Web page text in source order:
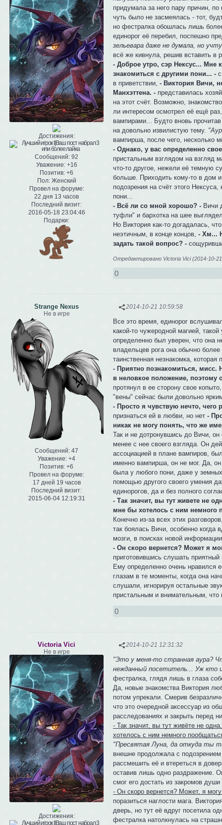
Достижения:
Сообщений: 92
Уважение: +16
Позитив: +6
Пол:Женский
Провел на форуме:
22 дня 13 часов
Последний визит:
2016-05-18 23:04:46
Подарки:
придумала за него пару причин,
чуть было не засмеялась - тот,
но фестралка обошлась лишь
единорог её перебил, поспешно
зельевара даже не думала, но
всё же кивнула, решив вставить в
- Доброе утро, сэр Нексус... Мне
знакомиться с другими пони... -
в приветствии,- Виктория Вичи,
Манхэттена. - представилась
на этот счёт. Возможно,
ли интересом осмотрел её ещё
вампирами... Будто вновь
на довольно извилистую тему.
вампирша, после чего, несколько
- Однако, у вас определенно
пристальным взглядом на взгляд
что-то другое, нежели её темную
больше. Приходить кому-то в дом
подозрения на счёт этого
пони...
- Всё ли со мной хорошо? - Вичи
туфли" и бархотка на шее
Но Виктория как-то догадалась,
неэтичным, в конце концов,- Хм...
задать такой вопрос? -
Отредактировано Victoria Vici (2014-10-
0
2014-10-21 10:59:58
Strange Nexus
Не в игре
Сообщений: 47
Уважение: +4
Позитив: +6
Провел на форуме:
17 дней 19 часов
Последний визит:
2015-06-04 12:19:31
Все это время, единорог
какой-то чужеродной магией,
определенно был уверен, что она
владельцев рога она обычно
таинственная незнакомка,
- Приятно познакомиться, мисс.
в неловкое положение, поэтому
протянул в ее сторону свое
"вены" сейчас были довольно
- Просто я чувствую нечто, чего
признаться ей в любви, но нет-
никак не могу понять, что же
Так и не дотронувшись до Вичи,
менее с нее своего взгляда. Он
ассоциацией в плане вампиров,
именно вампирша, он не мог. Да,
была у любого пони, даже у
помощью другого своего умения
единорогов, да и без полного
- Так значит, вы тут живете не
мне бы хотелось с ним немного
Конечно из-за всех этих
так боялась Вичи, особенно когда
мозги, в поисках новой
- Он скоро вернется? Может я
приготовившись слушать
Ему определенно очень нравился
глазам в те моменты, когда она
слушали, игнорируя остальные
пристальным и внимательным, что
0
2014-10-21 12:31:32
Victoria Vici
Не в игре
Достижения:
"Это у меня-то странная аура?
нежданный посетитель... Уж кто
фестралка, глядя лишь в глаза
Да, новые знакомства Виктория
потом упрекали. Смерив
что это очередной аксессуар из
расследованиях и закрыть перед
- Так значит, вы тут живёте не
хотелось с ним немного
"Пресвятая Луна, да откуда ты
внешне продолжала с
рассмешить её и втереться в
оставив лишь одно раздражение.
смог его достать из закромов
- Он скоро вернется? Может, я
поразиться наглости мага.
дверь, но тут её вдруг посетила
фестралка натолкнулась на